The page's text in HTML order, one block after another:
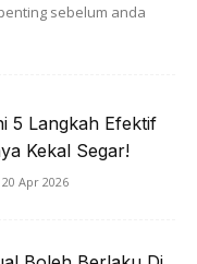
sebelum anda
5 Langkah Efektif
Kekal Segar!
20 Apr 2026